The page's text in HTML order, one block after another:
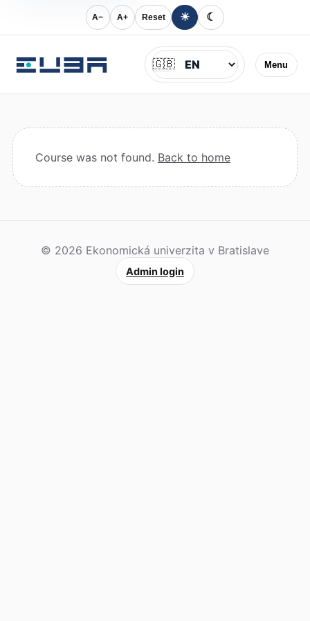
A− A+ Reset ☀ ☾
Menu
Jazyk
🇬🇧
Course was not found. Back to home
© 2026 Ekonomická univerzita v Bratislave
Admin login